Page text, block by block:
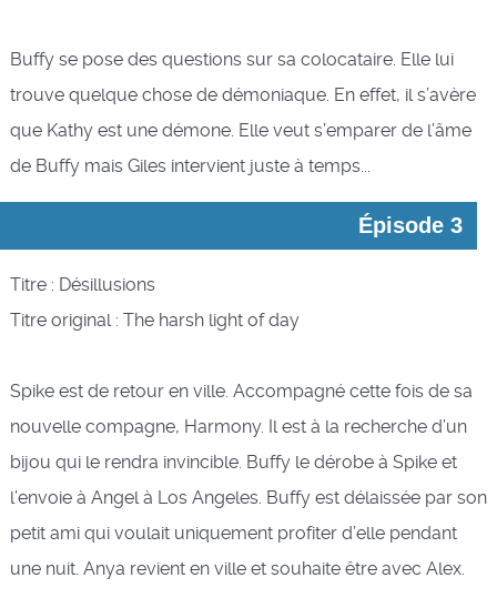
Buffy se pose des questions sur sa colocataire. Elle lui
trouve quelque chose de démoniaque. En effet, il s’avère
que Kathy est une démone. Elle veut s’emparer de l’âme
de Buffy mais Giles intervient juste à temps...
Épisode 3
Titre : Désillusions
Titre original : The harsh light of day
Spike est de retour en ville. Accompagné cette fois de sa
nouvelle compagne, Harmony. Il est à la recherche d’un
bijou qui le rendra invincible. Buffy le dérobe à Spike et
l’envoie à Angel à Los Angeles. Buffy est délaissée par son
petit ami qui voulait uniquement profiter d’elle pendant
une nuit. Anya revient en ville et souhaite être avec Alex.